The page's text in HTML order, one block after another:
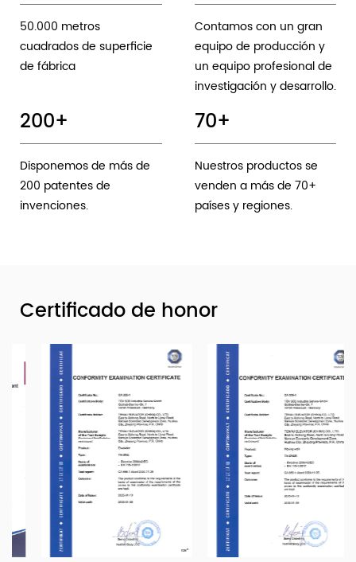
50.000 metros
cuadrados de superficie
de fábrica
Contamos con un gran
equipo de producción y
un equipo profesional de
investigación y desarrollo.
200+
Disponemos de más de
200 patentes de
invenciones.
70+
Nuestros productos se
venden a más de 70+
países y regiones.
Certificado de honor